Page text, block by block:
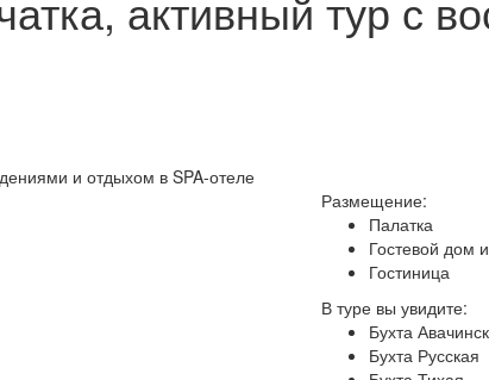
и отдыхом в SPA-отеле
Размещение:
Палатка
Гостевой дом
Гостиница
В туре вы увидите:
Бухта
Бухта Русская